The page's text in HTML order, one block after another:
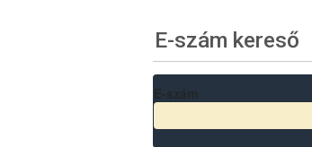
E-szám kereső